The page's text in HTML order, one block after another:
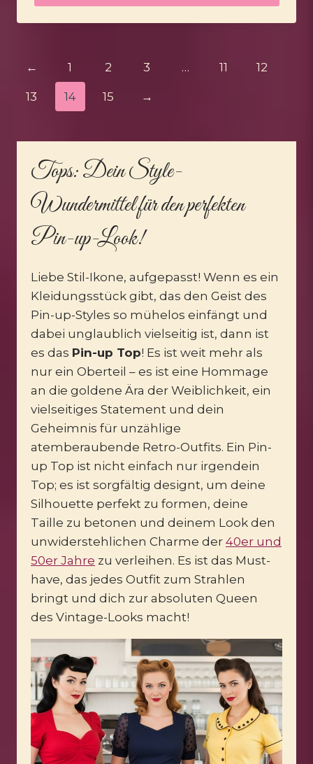
← 1 2 3 … 11 12
13 14 15 →
Tops: Dein Style-
Wundermittel für den perfekten
Pin-up-Look!
Liebe Stil-Ikone, aufgepasst! Wenn es ein
Kleidungsstück gibt, das den Geist des
Pin-up-Styles so mühelos einfängt und
dabei unglaublich vielseitig ist, dann ist
es das Pin-up Top! Es ist weit mehr als
nur ein Oberteil – es ist eine Hommage
an die goldene Ära der Weiblichkeit, ein
vielseitiges Statement und dein
Geheimnis für unzählige
atemberaubende Retro-Outfits. Ein Pin-
up Top ist nicht einfach nur irgendein
Top; es ist sorgfältig designt, um deine
Silhouette perfekt zu formen, deine
Taille zu betonen und deinem Look den
unwiderstehlichen Charme der 40er und
50er Jahre zu verleihen. Es ist das Must-
have, das jedes Outfit zum Strahlen
bringt und dich zur absoluten Queen
des Vintage-Looks macht!